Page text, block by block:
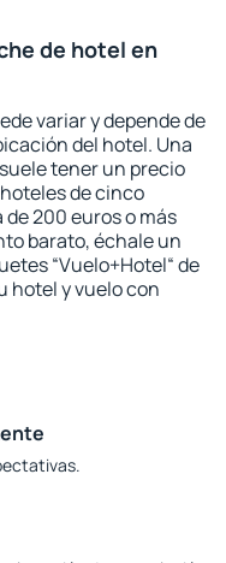
de hotel en
variar y depende de
del hotel. Una
tener un precio
de cinco
200 euros o más
barato, échale un
“Vuelo+Hotel“ de
hotel y vuelo con